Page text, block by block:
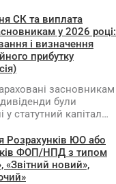
має як ФОП. Як
пільгу з
Подано форму
і землю. Чи
декларацію з
СК та виплата
у 2026 році:
і визначення
прибутку
засновникам
були
у статутний капітал
того, статутний
за рахунок
прибутку без
У 2026 році
Розрахунків ЮО або
ФОП/НПД з типом
«Звітний новий»,